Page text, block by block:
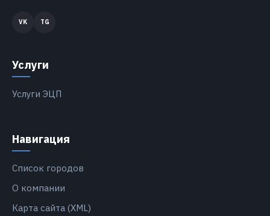
Услуги
Услуги ЭЦП
Навигация
Список городов
О компании
Карта сайта (XML)